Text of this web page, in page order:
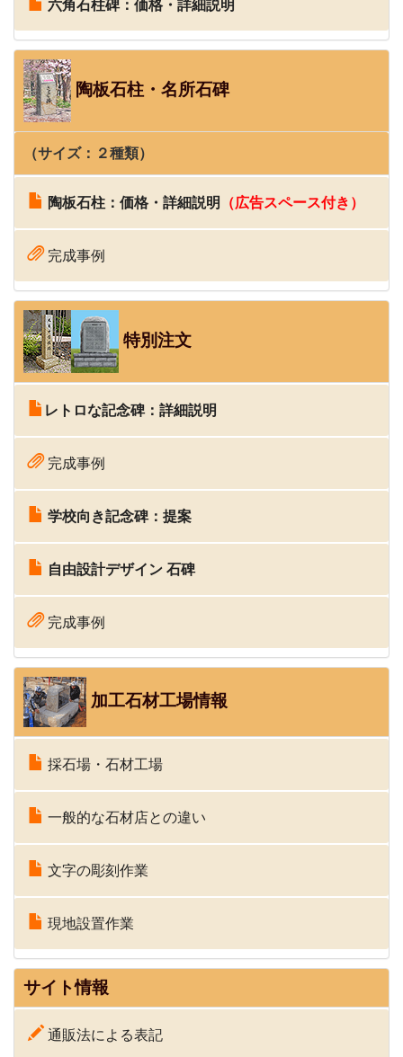
六角石柱碑：価格・詳細説明
陶板石柱・名所石碑
（サイズ：２種類）
陶板石柱：価格・詳細説明 （広告スペース付き）
完成事例
特別注文
レトロな記念碑：詳細説明
完成事例
学校向き記念碑：提案
自由設計デザイン 石碑
完成事例
加工石材工場情報
採石場・石材工場
一般的な石材店との違い
文字の彫刻作業
現地設置作業
サイト情報
通販法による表記